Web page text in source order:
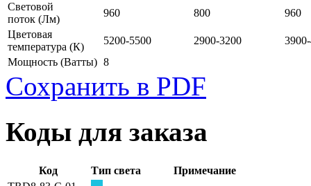
Световой
поток (Лм)
960 800
960
Цветовая
температура (К)
5200-5500 2900-3200
Мощность (Ватты) 8
Сохранить в PDF
Коды для заказа
Код Тип света
Примечание